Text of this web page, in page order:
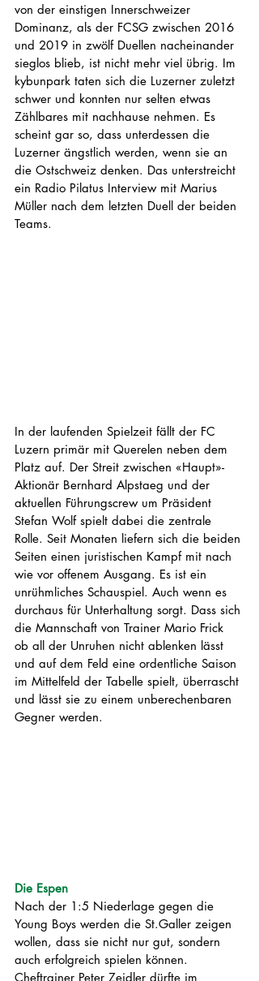
von der einstigen Innerschweizer
Dominanz, als der FCSG zwischen 2016
und 2019 in zwölf Duellen nacheinander
sieglos blieb, ist nicht mehr viel übrig. Im
kybunpark taten sich die Luzerner zuletzt
schwer und konnten nur selten etwas
Zählbares mit nachhause nehmen. Es
scheint gar so, dass unterdessen die
Luzerner ängstlich werden, wenn sie an
die Ostschweiz denken. Das unterstreicht
ein Radio Pilatus Interview mit Marius
Müller nach dem letzten Duell der beiden
Teams.
In der laufenden Spielzeit fällt der FC
Luzern primär mit Querelen neben dem
Platz auf. Der Streit zwischen «Haupt»-
Aktionär Bernhard Alpstaeg und der
aktuellen Führungscrew um Präsident
Stefan Wolf spielt dabei die zentrale
Rolle. Seit Monaten liefern sich die beiden
Seiten einen juristischen Kampf mit nach
wie vor offenem Ausgang. Es ist ein
unrühmliches Schauspiel. Auch wenn es
durchaus für Unterhaltung sorgt. Dass sich
die Mannschaft von Trainer Mario Frick
ob all der Unruhen nicht ablenken lässt
und auf dem Feld eine ordentliche Saison
im Mittelfeld der Tabelle spielt, überrascht
und lässt sie zu einem unberechenbaren
Gegner werden.
Die Espen
Nach der 1:5 Niederlage gegen die
Young Boys werden die St.Galler zeigen
wollen, dass sie nicht nur gut, sondern
auch erfolgreich spielen können.
Cheftrainer Peter Zeidler dürfte im